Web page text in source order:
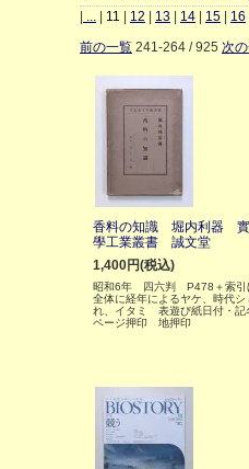
... 11 12 13 14 15 16
前の一覧 241-264 / 925 次
香料の知識 堀内利器
學工業叢書 誠文堂
1,400円(税込)
昭和6年 四六判 P478＋索
全体に経年によるヤケ、時代シ
れ、イタミ 表遊び紙日付・
ページ押印 地押印